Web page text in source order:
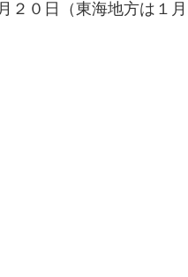
２０日（東海地方は１